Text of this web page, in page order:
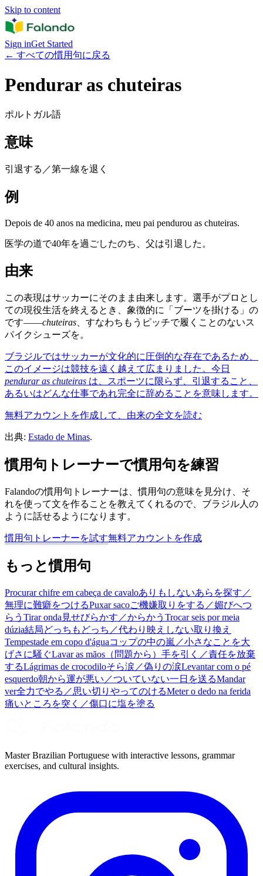
Skip to content
Sign inGet Started
← すべての慣用句に戻る
Pendurar as chuteiras
ポルトガル語
意味
引退する／第一線を退く
例
Depois de 40 anos na medicina, meu pai pendurou as chuteiras.
医学の道で40年を過ごしたのち、父は引退した。
由来
この表現はサッカーにそのまま由来します。選手がプロとし
ての現役生活を終えるとき、象徴的に「ブーツを掛ける」の
です——chuteiras 、すなわちもうピッチで履くことのないス
パイクシューズを。
ブラジルではサッカーが文化的に圧倒的な存在であるため、
このイメージは競技を遠く越えて広まりました。今日
pendurar as chuteiras は、スポーツに限らず、引退すること、
あるいはどんな仕事であれ完全に辞めることを意味します。
無料アカウントを作成して、由来の全文を読む
出典: Estado de Minas.
慣用句トレーナーで慣用句を練習
Falandoの慣用句トレーナーは、慣用句の意味を見分け、そ
れを使って文を作ることを教えてくれるので、ブラジル人の
ように話せるようになります。
慣用句トレーナーを試す無料アカウントを作成
もっと慣用句
Procurar chifre em cabeça de cavaloありもしないあらを探す／
無理に難癖をつけるPuxar sacoご機嫌取りをする／媚びへつ
らう Tirar onda 見せびらかす／からかう Trocar seis por meia
dúzia結局どっちもどっち／代わり映えしない取り換え
Tempestade em copo d'águaコップの中の嵐／小さなことを大
げさに騒ぐLavar as mãos （問題から）手を引く／責任を放棄
するLágrimas de crocodiloそら涙／偽りの涙Levantar com o pé
esquerdo朝から運が悪い／ついていない一日を送るMandar
ver全力でやる／思い切りやってのけるMeter o dedo na ferida
痛いところを突く／傷口に塩を塗る
Master Brazilian Portuguese with interactive lessons, grammar
exercises, and cultural insights.